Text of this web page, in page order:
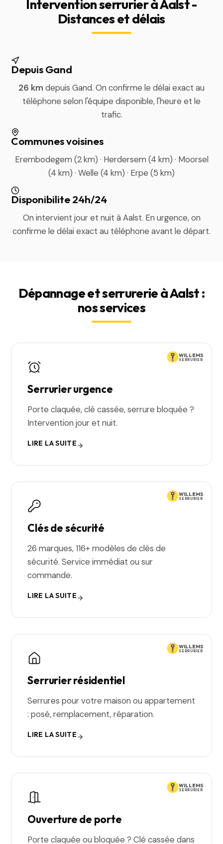
Intervention serrurier à Aalst -
Distances et délais
Depuis Gand
26 km depuis Gand. On confirme le délai exact au
téléphone selon l'équipe disponible, l'heure et le
trafic.
Communes voisines
Erembodegem (2 km) · Herdersem (4 km) · Moorsel
(4 km) · Welle (4 km) · Erpe (5 km)
Disponibilite 24h/24
On intervient jour et nuit à Aalst. En urgence, on
confirme le délai exact au téléphone avant le départ.
Dépannage et serrurerie à Aalst :
nos services
WILLEMS
SERRURIER
Serrurier urgence
Porte claquée, clé cassée, serrure bloquée ?
Intervention jour et nuit.
LIRE LA SUITE
WILLEMS
SERRURIER
Clés de sécurité
26 marques, 116+ modèles de clés de
sécurité. Service immédiat ou sur
commande.
LIRE LA SUITE
WILLEMS
SERRURIER
Serrurier résidentiel
Serrures pour votre maison ou appartement
: posé, remplacement, réparation.
LIRE LA SUITE
WILLEMS
SERRURIER
Ouverture de porte
Porte claquée ou bloquée ? Clé cassée dans